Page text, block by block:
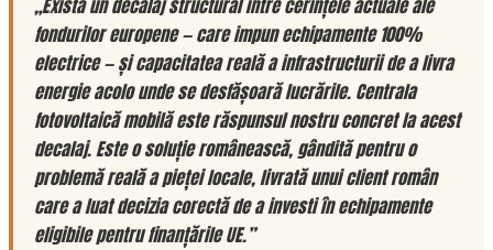
„Există un decalaj structural între cerințele actuale ale
fondurilor europene — care impun echipamente 100%
electrice — și capacitatea reală a infrastructurii de a livra
energie acolo unde se desfășoară lucrările. Centrala
fotovoltaică mobilă este răspunsul nostru concret la acest
decalaj. Este o soluție românească, gândită pentru o
problemă reală a pieței locale, livrată unui client român
care a luat decizia corectă de a investi în echipamente
eligibile pentru finanțările UE.”